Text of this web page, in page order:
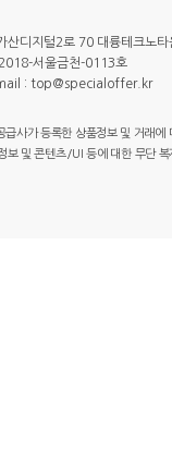
산디지털2로 70 대륭테크노
서울금천-0113호
: top@specialoffer.kr
사가 등록한 상품정보 및 거래
및 콘텐츠/UI 등에 대한 무단